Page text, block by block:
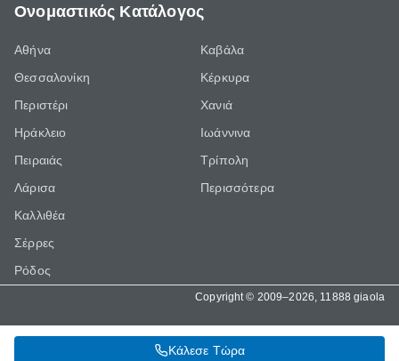
Κάλεσε Τώρα
Ονομαστικός Κατάλογος
Αθήνα
Θεσσαλονίκη
Περιστέρι
Ηράκλειο
Πειραιάς
Λάρισα
Καλλιθέα
Σέρρες
Ρόδος
Καβάλα
Κέρκυρα
Χανιά
Ιωάννινα
Τρίπολη
Περισσότερα
Copyright © 2009–2026, 11888 giaola